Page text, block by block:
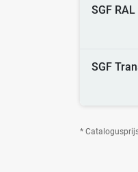
SGF
SGF
*